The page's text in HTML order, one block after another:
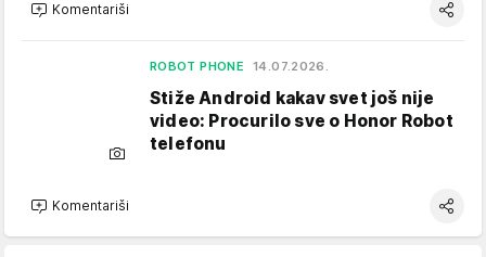
Komentariši
ROBOT PHONE 14.07.2026.
Stiže Android kakav svet još nije
video: Procurilo sve o Honor Robot
telefonu
Komentariši